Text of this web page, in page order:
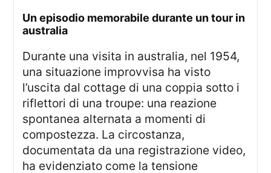
un episodio memorabile durante un tour in
australia
Durante una visita in australia, nel 1954,
una situazione improvvisa ha visto
l’uscita dal cottage di una coppia sotto i
riflettori di una troupe: una reazione
spontanea alternata a momenti di
compostezza. La circostanza,
documentata da una registrazione video,
ha evidenziato come la tensione